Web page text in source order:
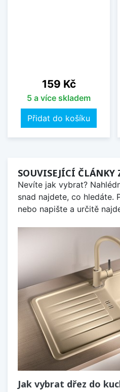
Cena
159 Kč
5 a více skladem
Přidat do košíku
SOUVISEJÍCÍ ČLÁNKY
Nevíte jak vybrat?
snad najdete, co hledáte.
nebo napište a určitě
Jak vybrat dřez do